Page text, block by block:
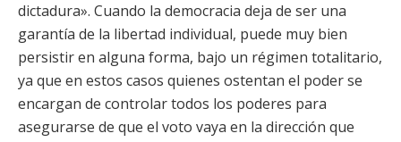
dictadura». Cuando la democracia deja de ser una
garantía de la libertad individual, puede muy bien
persistir en alguna forma, bajo un régimen totalitario,
ya que en estos casos quienes ostentan el poder se
encargan de controlar todos los poderes para
asegurarse de que el voto vaya en la dirección que